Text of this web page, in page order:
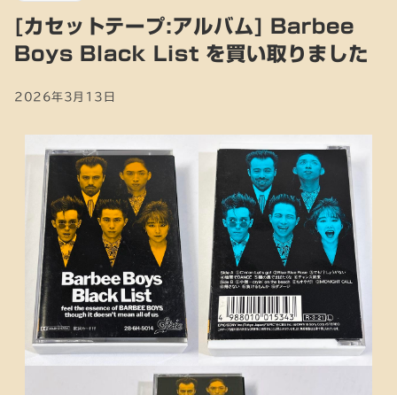
[カセットテープ:アルバム] Barbee
Boys Black List を買い取りました
2026年3月13日